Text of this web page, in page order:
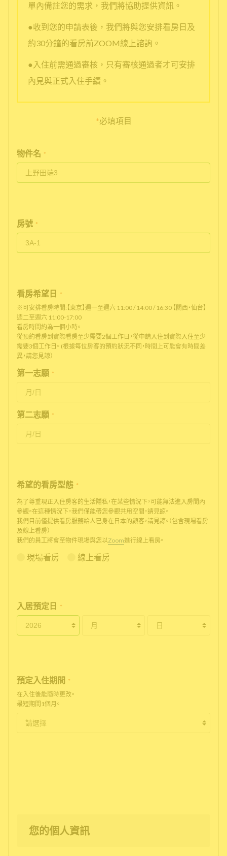
單內備註您的需求，我們將協助提供資訊。
●收到您的申請表後，我們將與您安排看房日及
約30分鐘的看房前ZOOM線上諮詢。
●入住前需通過審核，只有審核通過者才可安排
內見與正式入住手續。
*必填項目
物件名 *
房號 *
看房希望日
*
※可安排看房時間:【東京】週一至週六 11:00 / 14:00 / 16:30 【關西・仙台】
週二至週六 11:00-17:00
看房時間約為一個小時。
從預約看房到實際看房至少需要2個工作日，從申請入住到實際入住至少
需要3個工作日。 (根據每位房客的預約狀況不同，時間上可能會有時間差
異，請您見諒）
第一志願 *
第二志願 *
希望的看房型態 *
為了尊重現正入住房客的生活隱私，在某些情況下，可能無法進入房間內
參觀。在這種情況下，我們僅能帶您參觀共用空間，請見諒。
我們目前僅提供看房服務給人已身在日本的顧客，請見諒。（包含現場看房
及線上看房）
我們的員工將會至物件現場與您以Zoom進行線上看房。
現場看房 線上看房
入居預定日 *
預定入住期間 *
在入住後能隨時更改。
最短期間1個月。
您的個人資訊